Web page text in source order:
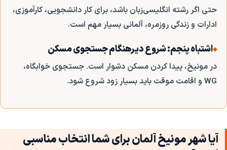
حتی اگر رشته انگلیسی‌زبان باشد، برای کار دانشجویی، کارآموزی،
ادارات و زندگی روزمره، آلمانی بسیار مهم است.
اشتباه پنجم: شروع دیرهنگام جستجوی مسکن
در مونیخ، پیدا کردن مسکن دشوار است. جستجوی خوابگاه،
WG و اقامت موقت باید بسیار زود شروع شود.
آیا شهر مونیخ آلمان برای شما انتخاب مناسبی